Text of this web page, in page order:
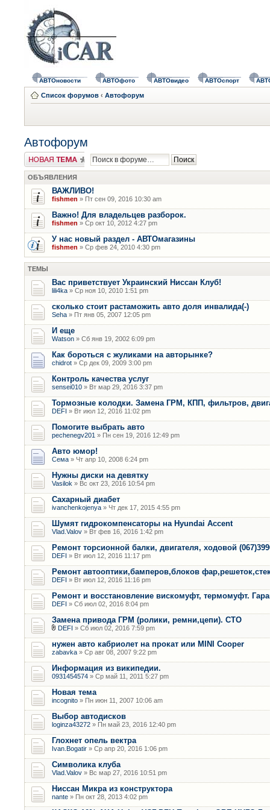
АВТОновости АВТОфото АВТОвидео АВТОспорт
Список форумов ‹ Автофорум
Автофорум
Новая тема
ОБЪЯВЛЕНИЯ
ВАЖЛИВО!
fishmen » Пт сен 09, 2016 10:30 am
Важно! Для владельцев разборок.
fishmen » Ср окт 10, 2012 4:27 pm
У нас новый раздел - АВТОмагазины
fishmen » Ср фев 24, 2010 4:30 pm
ТЕМЫ
Вас приветствует Украинский Ниссан Клуб!
lili4ka » Ср ноя 10, 2010 1:51 pm
сколько стоит растаможить авто доля инвалида(-)
Seha » Пт янв 05, 2007 12:05 pm
И еще
Watson » Сб янв 19, 2002 6:09 pm
Как бороться с жуликами на авторынке?
chidrot » Ср дек 09, 2009 3:00 pm
Контроль качества услуг
sensei010 » Вт мар 29, 2016 3:37 pm
Тормозные колодки. Замена ГРМ, КПП, фильтров,
DEFI » Вт июл 12, 2016 11:02 pm
Помогите выбрать авто
pechenegv201 » Пн сен 19, 2016 12:49 pm
Авто юмор!
Сема » Чт апр 10, 2008 6:24 pm
Нужны диски на девятку
Vasilok » Вс окт 23, 2016 10:54 pm
Сахарный диабет
ivanchenkojenya » Чт дек 17, 2015 4:55 pm
Шумят гидрокомпенсаторы на Hyundai Accent
Vlad.Valov » Вт фев 16, 2016 1:42 pm
Ремонт торсионной балки, двигателя, ходовой
DEFI » Вт июл 12, 2016 11:17 pm
Ремонт автооптики,бамперов,блоков
DEFI » Вт июл 12, 2016 11:16 pm
Ремонт и восстановление вискомуфт, термомуфт.
DEFI » Сб июл 02, 2016 8:04 pm
Замена привода ГРМ (ролики, ремни,цепи). СТО
DEFI » Сб июл 02, 2016 7:59 pm
нужен авто кабриолет на прокат или MINI Cooper
zabavka » Ср авг 08, 2007 9:22 pm
Информация из википедии.
0931454574 » Ср май 11, 2011 5:27 pm
Новая тема
incognito » Пн июн 11, 2007 10:06 am
Выбор автодисков
loginza43272 » Пн май 23, 2016 12:40 pm
Глохнет опель вектра
Ivan.Bogatir » Ср апр 20, 2016 1:06 pm
Символика клуба
Vlad.Valov » Вс мар 27, 2016 10:51 pm
Ниссан Микра из конструктора
nante » Пн окт 28, 2013 4:02 pm